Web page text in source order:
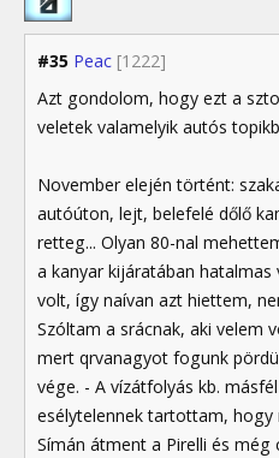
#35 Peac [1222]
Azt gondolom, hogy ezt a
veletek valamelyik autós
November elején történt:
autóúton, lejt, belefelé dőlő
retteg... Olyan 80-nal
a kanyar kijáratában
volt, így naívan azt hiettem,
Szóltam a srácnak, aki velem
mert qrvanagyot fogunk
vége. - A vízátfolyás kb.
esélytelennek tartottam, hogy
Símán átment a Pirelli és még